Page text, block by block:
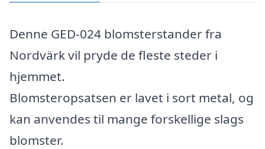
Denne GED-024 blomsterstander fra
Nordvärk vil pryde de fleste steder i
hjemmet.
Blomsteropsatsen er lavet i sort metal, og
kan anvendes til mange forskellige slags
blomster.